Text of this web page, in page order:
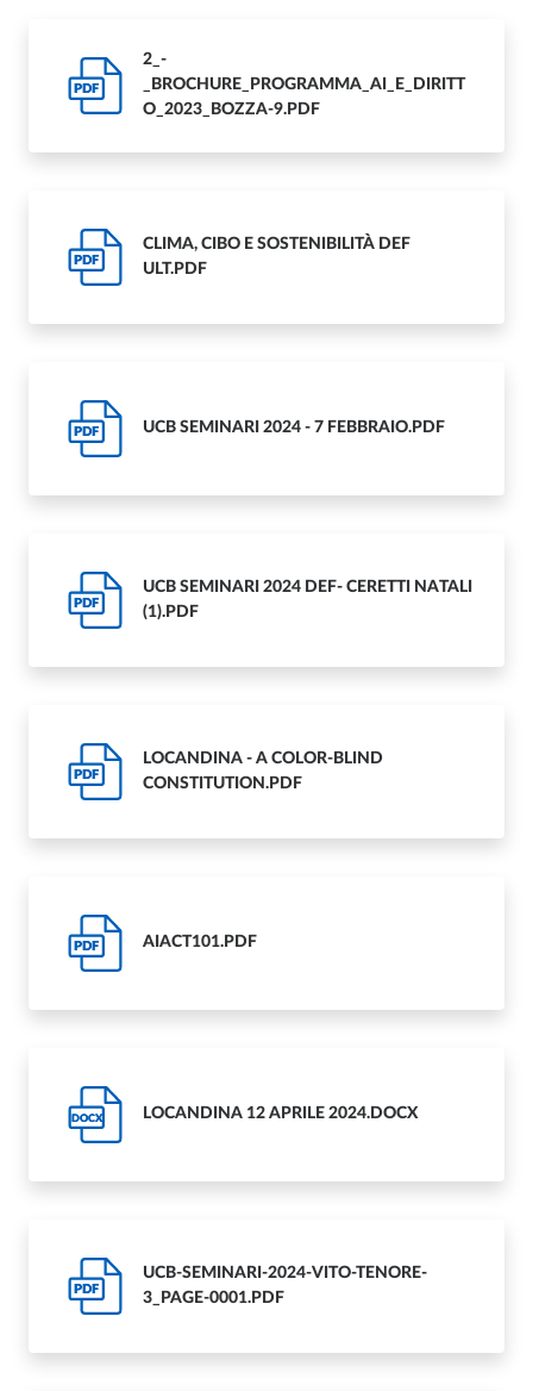
PDF
2_-
_BROCHURE_PROGRAMMA_AI_E_DIRITT
O_2023_BOZZA-9.PDF
PDF
CLIMA, CIBO E SOSTENIBILITÀ DEF
ULT.PDF
PDF UCB SEMINARI 2024 - 7 FEBBRAIO.PDF
PDF
UCB SEMINARI 2024 DEF- CERETTI NATALI
(1).PDF
PDF
LOCANDINA - A COLOR-BLIND
CONSTITUTION.PDF
PDF AIACT101.PDF
DOCX LOCANDINA 12 APRILE 2024.DOCX
PDF
UCB-SEMINARI-2024-VITO-TENORE-
3_PAGE-0001.PDF